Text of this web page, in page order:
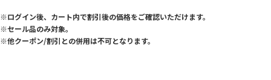
※ログイン後、カート内で割引後の価格をご確認いただけます。
※セール品のみ対象。
※他クーポン/割引との併用は不可となります。